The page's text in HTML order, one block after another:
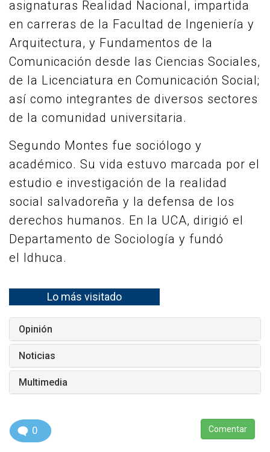
asignaturas Realidad Nacional, impartida
en carreras de la Facultad de Ingeniería y
Arquitectura, y Fundamentos de la
Comunicación desde las Ciencias Sociales,
de la Licenciatura en Comunicación Social;
así como integrantes de diversos sectores
de la comunidad universitaria.
Segundo Montes fue sociólogo y
académico. Su vida estuvo marcada por el
estudio e investigación de la realidad
social salvadoreña y la defensa de los
derechos humanos. En la UCA, dirigió el
Departamento de Sociología y fundó
el Idhuca.
Lo más visitado
Opinión
Noticias
Multimedia
0 Comentar